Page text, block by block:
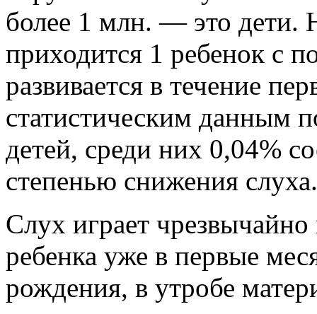
более 1 млн. — это дети.
приходится 1 ребенок с
развивается в течение
статистическим данным
детей, среди них 0,04%
степенью снижения слуха.
Слух играет
ребенка уже в первые
рождения, в утробе